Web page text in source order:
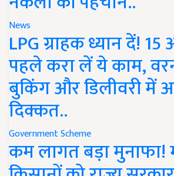
News
LPG ग्राहक ध्यान दें!
पहले करा लें ये काम,
बुकिंग और डिलीवरी में
दिक्कत..
Government Scheme
कम लागत बड़ा